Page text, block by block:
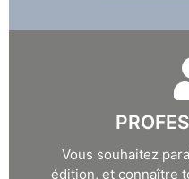
Vous souhaitez
édition, et connaître